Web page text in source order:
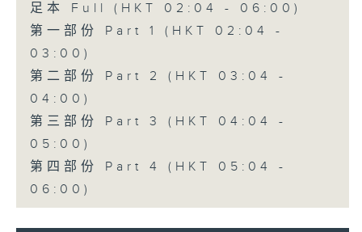
足本 Full (HKT 02:04 - 06:00)
第一部份 Part 1 (HKT 02:04 -
03:00)
第二部份 Part 2 (HKT 03:04 -
04:00)
第三部份 Part 3 (HKT 04:04 -
05:00)
第四部份 Part 4 (HKT 05:04 -
06:00)